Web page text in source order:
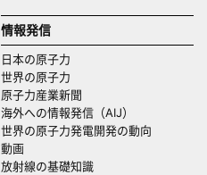
情報発信
日本の原子力
世界の原子力
原子力産業新聞
海外への情報発信（AIJ）
世界の原子力発電開発の動向
動画
放射線の基礎知識